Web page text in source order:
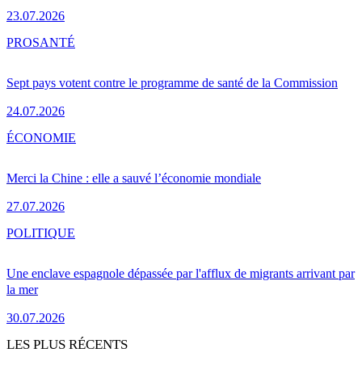
23.07.2026
Sept pays votent contre le programme de santé de la Commission
24.07.2026
PROSANTÉ
Merci la Chine : elle a sauvé l’économie mondiale
27.07.2026
ÉCONOMIE
Une enclave espagnole dépassée par l'afflux de migrants arrivant par
la mer
30.07.2026
POLITIQUE
LES PLUS RÉCENTS